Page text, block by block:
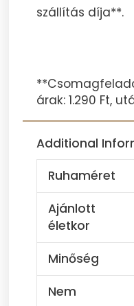
szállítás díja**.
árak: 1.290 Ft,
Additional
Ruhaméret
Ajánlott
életkor
Minőség
Nem